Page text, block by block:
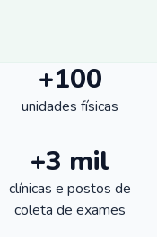
+100
unidades físicas
+3 mil
clínicas e postos de
coleta de exames